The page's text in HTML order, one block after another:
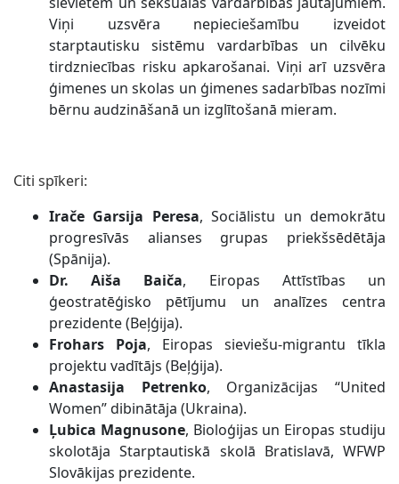
Viņi uzsvēra nepieciešamību izveidot
starptautisku sistēmu vardarbības un cilvēku
tirdzniecības risku apkarošanai. Viņi arī uzsvēra
ģimenes un skolas un ģimenes sadarbības nozīmi
bērnu audzināšanā un izglītošanā mieram.
Citi spīkeri:
Irače Garsija Peresa, Sociālistu un demokrātu
progresīvās alianses grupas priekšsēdētāja
(Spānija).
Dr. Aiša Baiča, Eiropas Attīstības un
ģeostratēģisko pētījumu un analīzes centra
prezidente (Beļģija).
Frohars Poja, Eiropas sieviešu-migrantu tīkla
projektu vadītājs (Beļģija).
Anastasija Petrenko, Organizācijas “United
Women” dibinātāja (Ukraina).
Ļubica Magnusone, Bioloģijas un Eiropas studiju
skolotāja Starptautiskā skolā Bratislavā, WFWP
Slovākijas prezidente.